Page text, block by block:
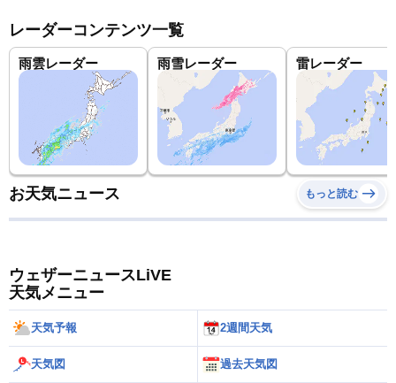
レーダーコンテンツ一覧
雨雲レーダー 雨雪レーダー 雷レーダー
お天気ニュース もっと読む
ウェザーニュースLiVE
天気メニュー
天気予報 2週間天気
天気図 過去天気図